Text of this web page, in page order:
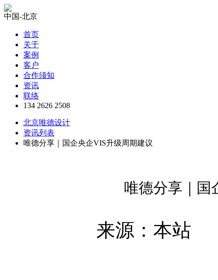
中国-北京
首页
关于
案例
客户
合作须知
资讯
联络
134 2626 2508
北京唯德设计
资讯列表
唯德分享｜国企央企VIS升级周期建议
唯德分享｜国
来源：本站